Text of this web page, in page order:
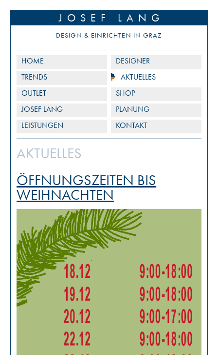
JOSEF LANG
DESIGN & EINRICHTEN IN GRAZ
HOME
DESIGNER
TRENDS
AKTUELLES
OUTLET
SHOP
JOSEF LANG
PLANUNG
LEISTUNGEN
KONTAKT
AKTUELLES
ÖFFNUNGSZEITEN BIS
WEIHNACHTEN